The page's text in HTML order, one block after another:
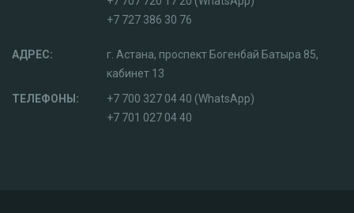
+7 727 386 30 76
АДРЕС:
г. Астана, проспект Богенбай Батыра 85,
кабинет 13
ТЕЛЕФОНЫ:
+7 700 327 04 40 (WhatsApp)
+7 701 027 04 40